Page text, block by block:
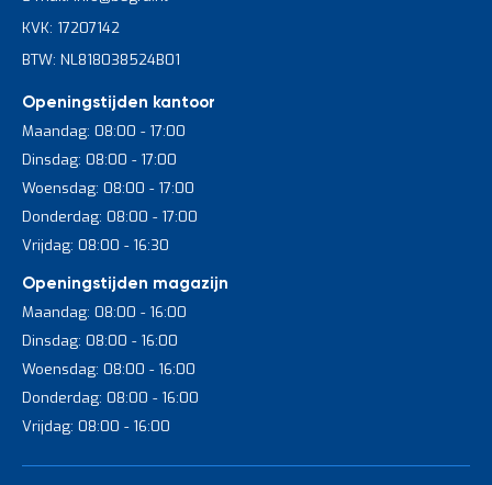
KVK: 17207142
BTW: NL818038524B01
Openingstijden kantoor
Maandag: 08:00 - 17:00
Dinsdag: 08:00 - 17:00
Woensdag: 08:00 - 17:00
Donderdag: 08:00 - 17:00
Vrijdag: 08:00 - 16:30
Openingstijden magazijn
Maandag: 08:00 - 16:00
Dinsdag: 08:00 - 16:00
Woensdag: 08:00 - 16:00
Donderdag: 08:00 - 16:00
Vrijdag: 08:00 - 16:00